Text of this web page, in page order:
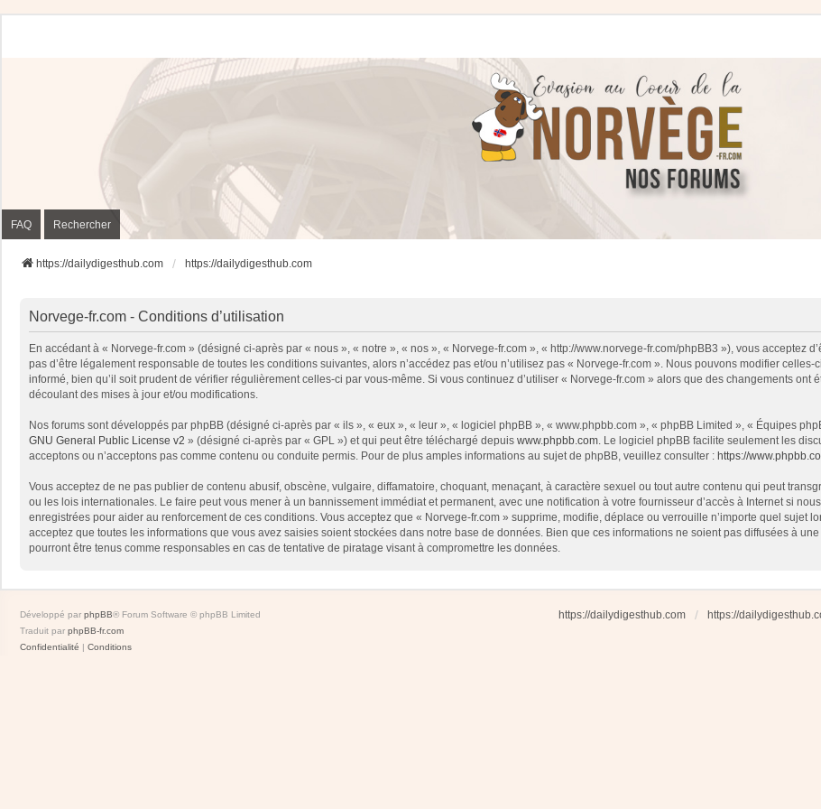
FAQ Rechercher
https://dailydigesthub.com https://dailydigesthub.com
Norvege-fr.com - Conditions d’utilisation
En accédant à « Norvege-fr.com » (désigné ci-après par « nous », « notre », « nos », « Norvege-fr.com », « http://www.norvege-fr.com/phpBB3 »), vous acceptez
pas d’être légalement responsable de toutes les conditions suivantes, alors n’accédez pas et/ou n’utilisez pas « Norvege-fr.com ». Nous pouvons modifier
informé, bien qu’il soit prudent de vérifier régulièrement celles-ci par vous-même. Si vous continuez d’utiliser « Norvege-fr.com » alors que des changements
découlant des mises à jour et/ou modifications.
Nos forums sont développés par phpBB (désigné ci-après par « ils », « eux », « leur », « logiciel phpBB », « www.phpbb.com », « phpBB Limited », « Équipes
GNU General Public License v2 » (désigné ci-après par « GPL ») et qui peut être téléchargé depuis www.phpbb.com. Le logiciel phpBB facilite seulement les
acceptons ou n’acceptons pas comme contenu ou conduite permis. Pour de plus amples informations au sujet de phpBB, veuillez consulter : https://
Vous acceptez de ne pas publier de contenu abusif, obscène, vulgaire, diffamatoire, choquant, menaçant, à caractère sexuel ou tout autre contenu qui peut
ou les lois internationales. Le faire peut vous mener à un bannissement immédiat et permanent, avec une notification à votre fournisseur d’accès à Internet si
enregistrées pour aider au renforcement de ces conditions. Vous acceptez que « Norvege-fr.com » supprime, modifie, déplace ou verrouille n’importe quel sujet
acceptez que toutes les informations que vous avez saisies soient stockées dans notre base de données. Bien que ces informations ne soient pas diffusées à
pourront être tenus comme responsables en cas de tentative de piratage visant à compromettre les données.
https://dailydigesthub.com https://
Développé par phpBB® Forum Software © phpBB Limited
Traduit par phpBB-fr.com
Confidentialité | Conditions